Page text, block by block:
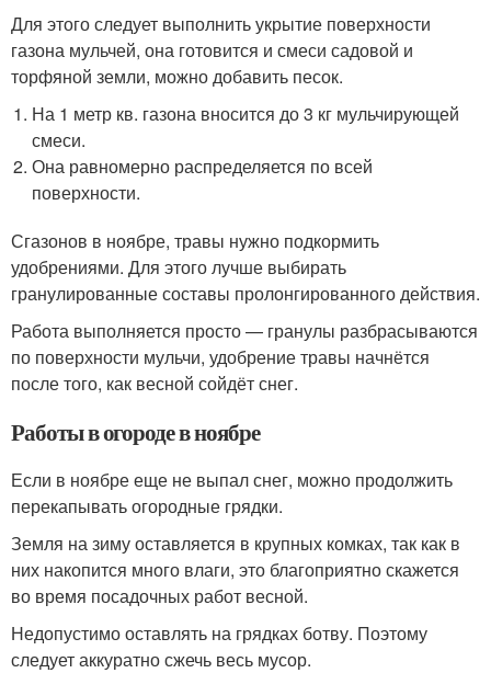
Для этого следует выполнить укрытие поверхности
газона мульчей, она готовится и смеси садовой и
торфяной земли, можно добавить песок.
На 1 метр кв. газона вносится до 3 кг мульчирующей
смеси.
Она равномерно распределяется по всей
поверхности.
Сгазонов в ноябре, травы нужно подкормить
удобрениями. Для этого лучше выбирать
гранулированные составы пролонгированного действия.
Работа выполняется просто — гранулы разбрасываются
по поверхности мульчи, удобрение травы начнётся
после того, как весной сойдёт снег.
Работы в огороде в ноябре
Если в ноябре еще не выпал снег, можно продолжить
перекапывать огородные грядки.
Земля на зиму оставляется в крупных комках, так как в
них накопится много влаги, это благоприятно скажется
во время посадочных работ весной.
Недопустимо оставлять на грядках ботву. Поэтому
следует аккуратно сжечь весь мусор.